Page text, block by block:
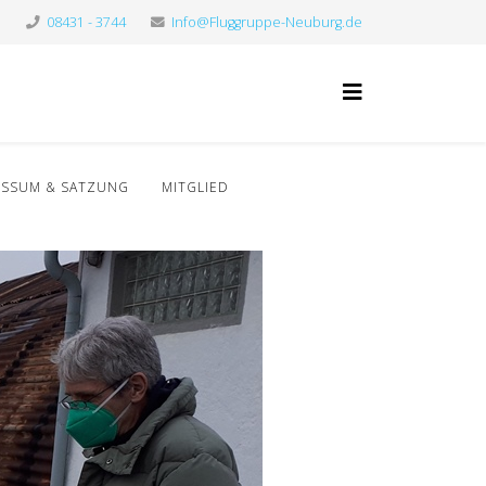
08431 - 3744 Info@Fluggruppe-Neuburg.de
& SATZUNG MITGLIED